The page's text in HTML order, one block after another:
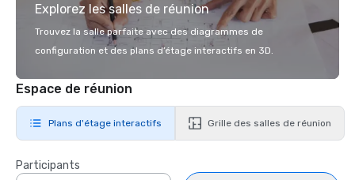
Explorez les salles de réunion
Trouvez la salle parfaite avec des diagrammes de
configuration et des plans d’étage interactifs en 3D.
Espace de réunion
Plans d'étage interactifs Grille des salles de réunion
Participants